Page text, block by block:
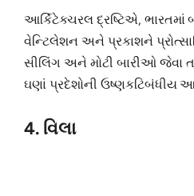
આર્કિટેક્ચરલ દ્રષ્ટિએ, ભારતમાં
વેન્ટિલેશન અને પ્રકાશને
સીલિંગ અને મોટી બારીઓ જેવા
ઘણાં પ્રદેશોની ઉષ્ણકટિબંધીય
4. વિલા